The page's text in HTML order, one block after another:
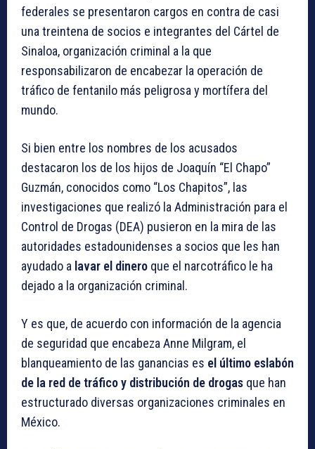
federales se presentaron cargos en contra de casi
una treintena de socios e integrantes del Cártel de
Sinaloa, organización criminal a la que
responsabilizaron de encabezar la operación de
tráfico de fentanilo más peligrosa y mortífera del
mundo.
Si bien entre los nombres de los acusados
destacaron los de los hijos de Joaquín “El Chapo”
Guzmán, conocidos como “Los Chapitos”, las
investigaciones que realizó la Administración para el
Control de Drogas (DEA) pusieron en la mira de las
autoridades estadounidenses a socios que les han
ayudado a lavar el dinero que el narcotráfico le ha
dejado a la organización criminal.
Y es que, de acuerdo con información de la agencia
de seguridad que encabeza Anne Milgram, el
blanqueamiento de las ganancias es el último eslabón
de la red de tráfico y distribución de drogas que han
estructurado diversas organizaciones criminales en
México.